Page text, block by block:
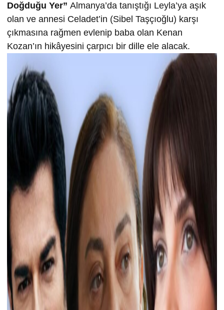
Doğduğu Yer” Almanya’da tanıştığı Leyla’ya aşık
olan ve annesi Celadet’in (Sibel Taşçıoğlu) karşı
çıkmasına rağmen evlenip baba olan Kenan
Kozan’ın hikâyesini çarpıcı bir dille ele alacak.